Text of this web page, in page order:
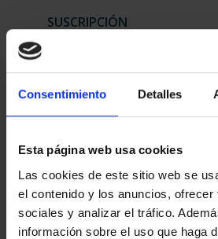
Consentimiento Detalles
Esta página web usa cookies
Las cookies de este sitio web se
el contenido y los anuncios, ofrecer
sociales y analizar el tráfico.
información sobre el uso que haga
SUSCRIPCIÓN
949,00 €
Sólo para usuarios
registrados